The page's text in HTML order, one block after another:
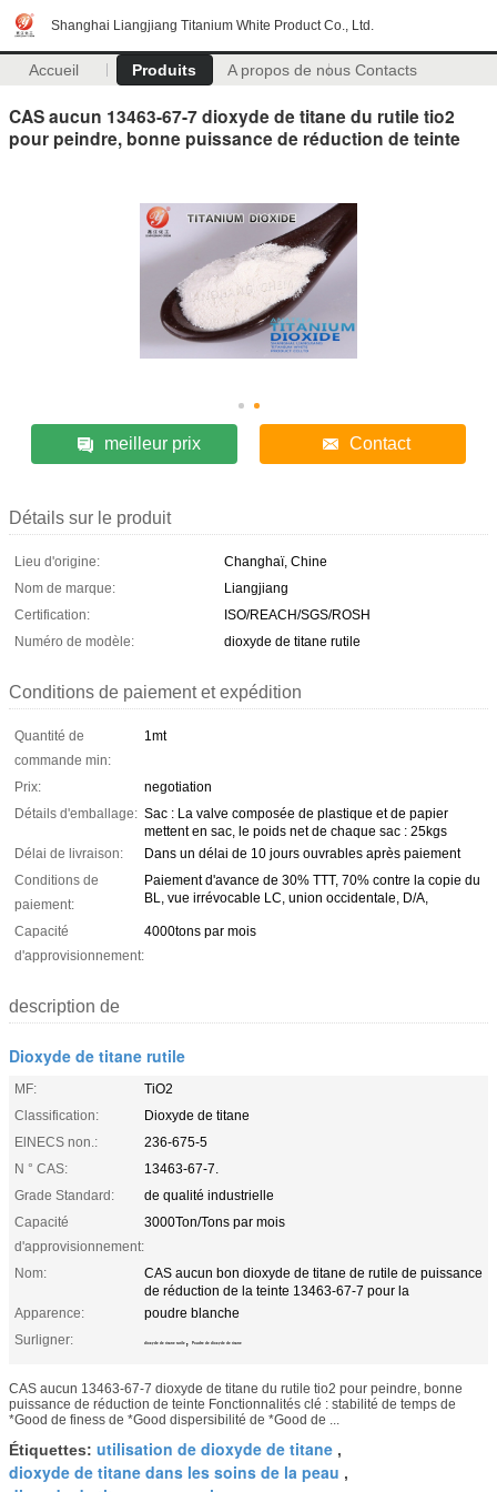
Shanghai Liangjiang Titanium White Product Co., Ltd.
Accueil Produits A propos de nous Contacts
CAS aucun 13463-67-7 dioxyde de titane du rutile tio2
pour peindre, bonne puissance de réduction de teinte
meilleur prix Contact
Détails sur le produit
Lieu d'origine:
Changhaï, Chine
Nom de marque:
Liangjiang
Certification:
ISO/REACH/SGS/ROSH
Numéro de modèle:
dioxyde de titane rutile
Conditions de paiement et expédition
Quantité de
commande min:
1mt
Prix:
negotiation
Détails d'emballage: Sac : La valve composée de plastique et de papier
mettent en sac, le poids net de chaque sac : 25kgs
Délai de livraison:
Dans un délai de 10 jours ouvrables après paiement
Conditions de
paiement:
Paiement d'avance de 30% TTT, 70% contre la copie du
BL, vue irrévocable LC, union occidentale, D/A,
Capacité
d'approvisionnement:
4000tons par mois
description de
Dioxyde de titane rutile
MF:
TiO2
Classification:
Dioxyde de titane
ElNECS non.:
236-675-5
N ° CAS:
13463-67-7.
Grade Standard:
de qualité industrielle
Capacité
d'approvisionnement:
3000Ton/Tons par mois
Nom:
CAS aucun bon dioxyde de titane de rutile de puissance
de réduction de la teinte 13463-67-7 pour la
Apparence:
poudre blanche
Surligner:
dioxyde de titane rutile , Poudre de dioxyde de titane
CAS aucun 13463-67-7 dioxyde de titane du rutile tio2 pour peindre, bonne
puissance de réduction de teinte Fonctionnalités clé : stabilité de temps de
*Good de finess de *Good dispersibilité de *Good de ...
Étiquettes: utilisation de dioxyde de titane ,
dioxyde de titane dans les soins de la peau ,